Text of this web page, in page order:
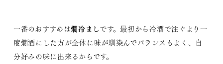
一番のおすすめは燗冷ましです。最初から冷酒で注ぐより一
度燗酒にした方が全体に味が馴染んでバランスもよく、自
分好みの味に出来るからです。